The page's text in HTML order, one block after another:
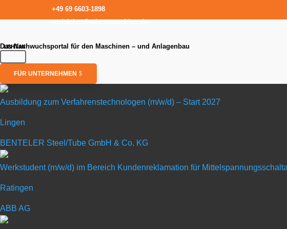
+49 69 6603-1898
redaktion@talentmaschine.de
Das Nachwuchsportal für den Maschinen – und Anlagenbau
FÜR UNTERNEHMEN
Ausbildung zum Verfahrenstechnologen (m/w/d) – Start 2027
Lingen
BENTELER Steel/Tube GmbH & Co. KG
Werkstudent (m/w/d) im Bereich Kundenreklamation für
Ratingen
ABB AG
Ausbildung zum